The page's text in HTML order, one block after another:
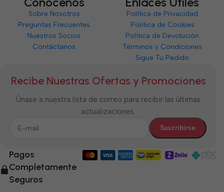
Sobre Nosotros
Preguntas Frecuentes
Nuestros Socios
Contáctanos
Política de Privacidad
Política de Cookies
Política de Devolución
Términos y Condiciones
Sigue Tu Pedido
Recibe Nuestras Ofertas y Promociones
Únase a nuestra lista de correo para recibir las últimas
actualizaciones.
Pagos
Completamente
Seguros